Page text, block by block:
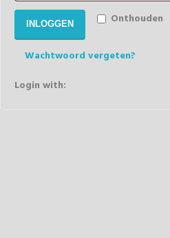
Onthouden
INLOGGEN
Wachtwoord vergeten?
Login with: